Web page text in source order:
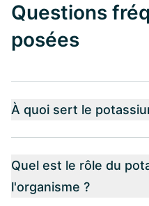
Questions
posées
À quoi sert le
Quel est le rôle du
l'organisme ?